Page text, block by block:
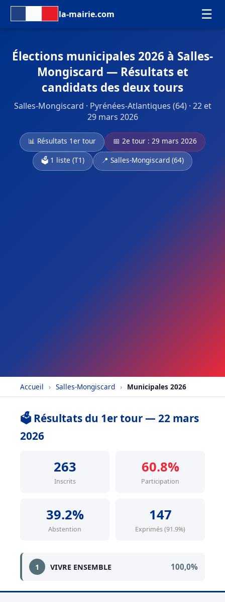
la-mairie.com ☰
Élections municipales 2026 à Salles-
Mongiscard — Résultats et
candidats des deux tours
Salles-Mongiscard · Pyrénées-Atlantiques (64) · 22 et
29 mars 2026
📊 Résultats 1er tour
📅 2e tour : 29 mars 2026
🗳️ 1 liste (T1)
📍 Salles-Mongiscard (64)
Accueil › Salles-Mongiscard › Municipales 2026
🗳️ Résultats du 1er tour — 22 mars
2026
263
Inscrits
60.8%
Participation
39.2%
Abstention
147
Exprimés (91.9%)
1 VIVRE ENSEMBLE 100,0%